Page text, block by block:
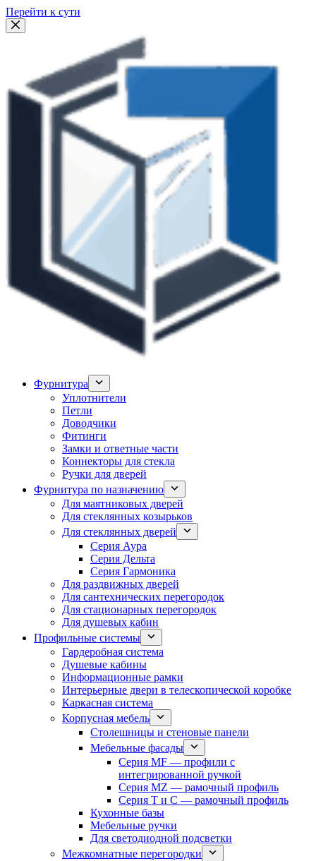
Перейти к сути
Фурнитура
Уплотнители
Петли
Доводчики
Фитинги
Замки и ответные части
Коннекторы для стекла
Ручки для дверей
Фурнитура по назначению
Для маятниковых дверей
Для стеклянных козырьков
Для стеклянных дверей
Серия Аура
Серия Дельта
Серия Гармоника
Для раздвижных дверей
Для сантехнических перегородок
Для стационарных перегородок
Для душевых кабин
Профильные системы
Гардеробная система
Душевые кабины
Информационные рамки
Интерьерные двери в телескопической коробке
Каркасная система
Корпусная мебель
Столешницы и стеновые панели
Мебельные фасады
Серия MF — профили с
интегрированной ручкой
Серия MZ — рамочный профиль
Серия T и C — рамочный профиль
Кухонные базы
Мебельные ручки
Для светодиодной подсветки
Межкомнатные перегородки